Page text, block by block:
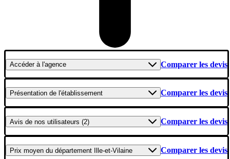
Accéderà l'agence Comparer les devis
Présentation de l'établissement Comparer les devis
Avis de nos utilisateurs (2) Comparer les devis
Prix moyen du département Ille-et-Vilaine Comparer les devis